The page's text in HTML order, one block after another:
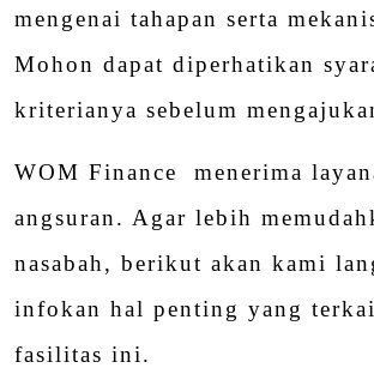
mengenai tahapan serta
Mohon dapat diperhatikan
kriterianya sebelum
WOM Finance menerima
angsuran. Agar lebih
nasabah, berikut akan kami
infokan hal penting yang
fasilitas ini.